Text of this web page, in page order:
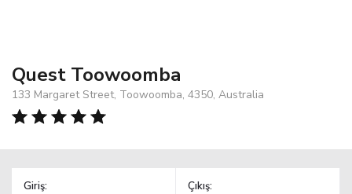
Quest Toowoomba
133 Margaret Street, Toowoomba, 4350, Australia
Giriş: Çıkış: